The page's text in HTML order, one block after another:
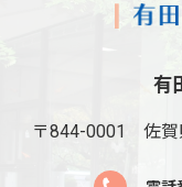
有
〒844-0001 佐賀